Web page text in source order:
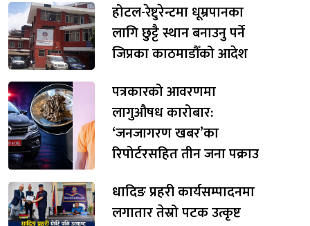
होटल-रेष्टुरेन्टमा धूम्रपानका
लागि छुट्टै स्थान बनाउनु पर्ने
जिप्रका काठमाडौँको आदेश
पत्रकारको आवरणमा
लागुऔषध कारोबार:
‘जनजागरण खबर’का
रिपोर्टरसहित तीन जना पक्राउ
धादिङ प्रहरी कार्यसम्पादनमा
लगातार तेस्रो पटक उत्कृष्ट